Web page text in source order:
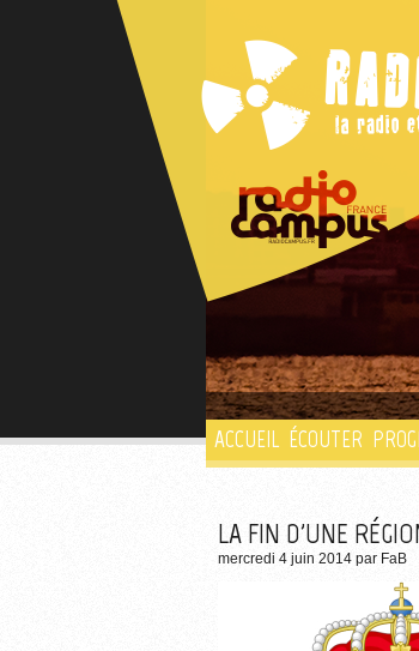
ACCUEIL ÉCOUTER
LA FIN D'UNE
mercredi 4 juin 2014 par FaB